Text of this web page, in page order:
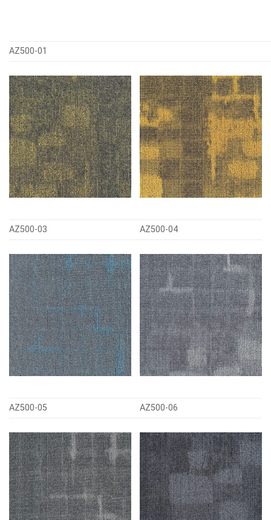
AZ500-01
AZ500-03 AZ500-04
AZ500-05 AZ500-06